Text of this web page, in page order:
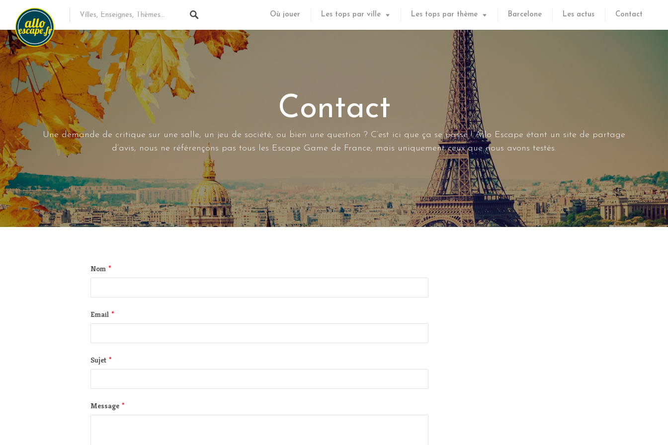
Où jouer Les tops par ville Les tops par thème Barcelone Les actus Contact
Contact
Une demande de critique sur une salle, un jeu de société, ou bien une question ? C’est ici que ça se passe ! Allo Escape étant un site de partage
d’avis, nous ne référençons pas tous les Escape Game de France, mais uniquement ceux que nous avons testés.
Nom *
Email *
Sujet *
Message *